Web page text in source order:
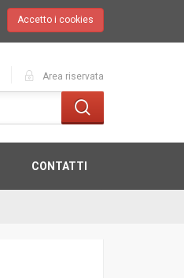
Accetto i cookies
Area riservata
CONTATTI